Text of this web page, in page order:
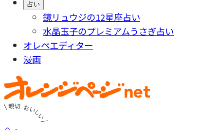
占い
鏡リュウジの12星座占い
水晶玉子のプレミアムうさぎ占い
オレペエディター
漫画